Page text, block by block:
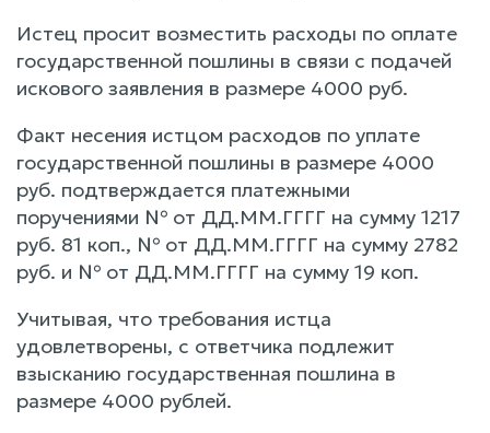
Истец просит возместить расходы по оплате
государственной пошлины в связи с подачей
искового заявления в размере 4000 руб.
Факт несения истцом расходов по уплате
государственной пошлины в размере 4000
руб. подтверждается платежными
поручениями № от ДД.ММ.ГГГГ на сумму 1217
руб. 81 коп., № от ДД.ММ.ГГГГ на сумму 2782
руб. и № от ДД.ММ.ГГГГ на сумму 19 коп.
Учитывая, что требования истца
удовлетворены, с ответчика подлежит
взысканию государственная пошлина в
размере 4000 рублей.